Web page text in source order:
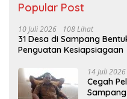
Popular Post
10 Juli 2026 108 Lihat
31 Desa di Sampang
Penguatan Kesiapsiagaan
14 Juli 2026
Cegah